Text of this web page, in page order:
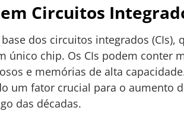
Circuitos
dos circuitos integrados
único chip. Os CIs podem conter
e memórias de alta
um fator crucial para o aumento
das décadas.